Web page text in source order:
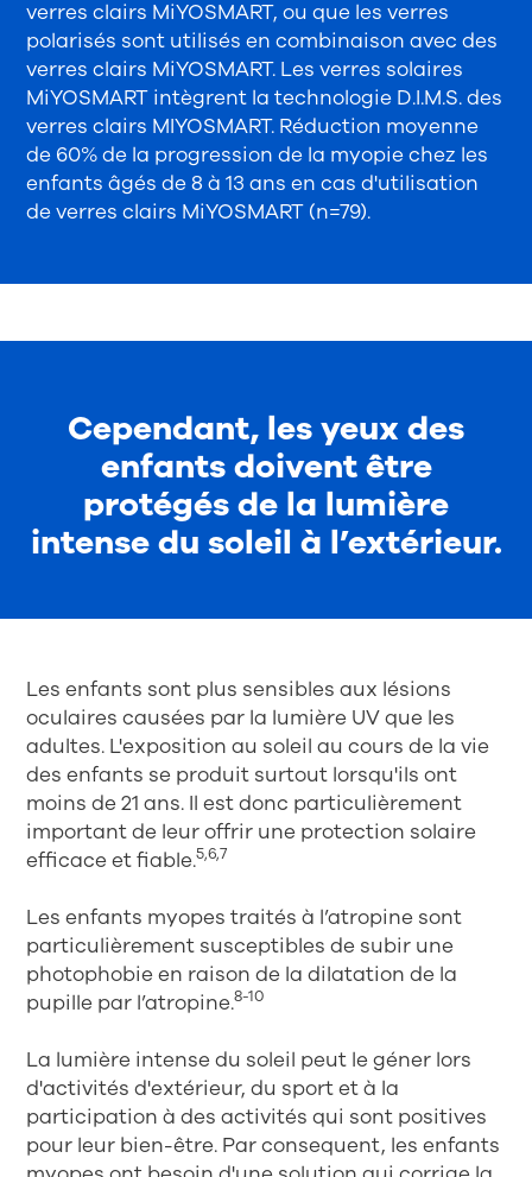
verres clairs MiYOSMART, ou que les verres
polarisés sont utilisés en combinaison avec des
verres clairs MiYOSMART. Les verres solaires
MiYOSMART intègrent la technologie D.I.M.S. des
verres clairs MIYOSMART. Réduction moyenne
de 60% de la progression de la myopie chez les
enfants âgés de 8 à 13 ans en cas d'utilisation
de verres clairs MiYOSMART (n=79).
Cependant, les yeux des
enfants doivent être
protégés de la lumière
intense du soleil à l’extérieur.
Les enfants sont plus sensibles aux lésions
oculaires causées par la lumière UV que les
adultes. L'exposition au soleil au cours de la vie
des enfants se produit surtout lorsqu'ils ont
moins de 21 ans. Il est donc particulièrement
important de leur offrir une protection solaire
efficace et fiable.5,6,7
Les enfants myopes traités à l’atropine sont
particulièrement susceptibles de subir une
photophobie en raison de la dilatation de la
pupille par l’atropine.8-10
La lumière intense du soleil peut le géner lors
d'activités d'extérieur, du sport et à la
participation à des activités qui sont positives
pour leur bien-être. Par consequent, les enfants